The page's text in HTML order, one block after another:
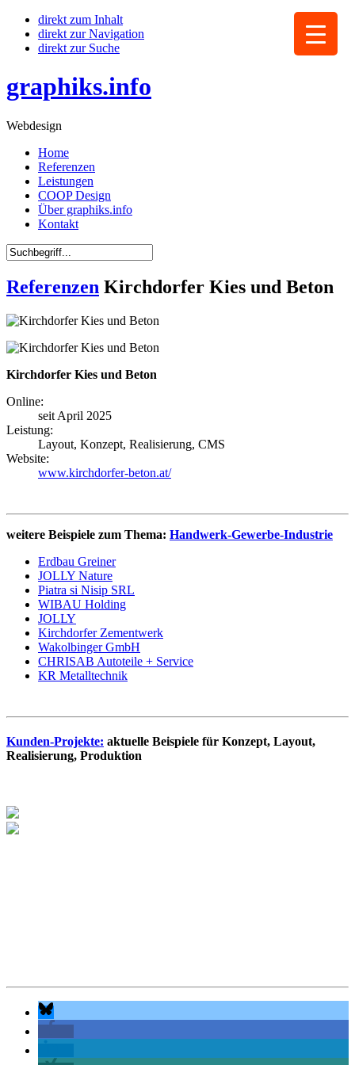
direkt zum Inhalt
direkt zur Navigation
direkt zur Suche
graphiks.info
Webdesign
Home
Referenzen
Leistungen
COOP Design
Über graphiks.info
Kontakt
Referenzen Kirchdorfer Kies und Beton
Kirchdorfer Kies und Beton
Online:
seit April 2025
Leistung:
Layout, Konzept, Realisierung, CMS
Website:
www.kirchdorfer-beton.at/
weitere Beispiele zum Thema: Handwerk-Gewerbe-Industrie
Erdbau Greiner
JOLLY Nature
Piatra si Nisip SRL
WIBAU Holding
JOLLY
Kirchdorfer Zementwerk
Wakolbinger GmbH
CHRISAB Autoteile + Service
KR Metalltechnik
Kunden-Projekte: aktuelle Beispiele für Konzept, Layout,
Realisierung, Produktion